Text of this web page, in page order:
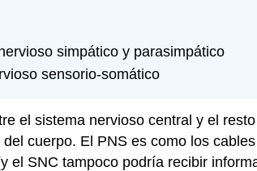
simpático y parasimpático
sensorio-somático
el sistema nervioso central y el
cuerpo. El PNS es como los
el SNC tampoco podría recibir